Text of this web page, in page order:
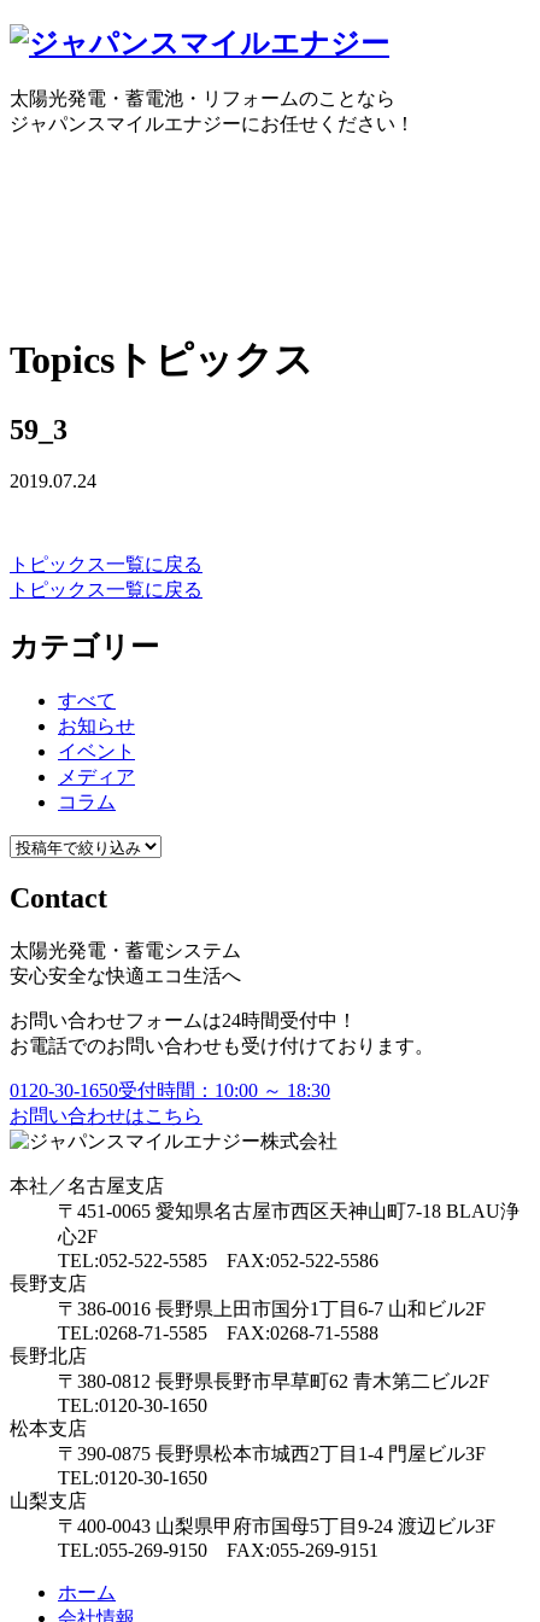
太陽光発電・蓄電池・リフォームのことなら
ジャパンスマイルエナジーにお任せください！
Topics トピックス
59_3
2019.07.24
トピックス一覧に戻る
トピックス一覧に戻る
カテゴリー
すべて
お知らせ
イベント
メディア
コラム
Contact
太陽光発電・蓄電システム
安心安全な快適エコ生活へ
お問い合わせフォームは24時間受付中！
お電話でのお問い合わせも受け付けております。
0120-30-1650受付時間：10:00 ～ 18:30
お問い合わせはこちら
本社／名古屋支店
〒451-0065 愛知県名古屋市西区天神山町7-18 BLAU浄
心2F
TEL:052-522-5585 FAX:052-522-5586
長野支店
〒386-0016 長野県上田市国分1丁目6-7 山和ビル2F
TEL:0268-71-5585 FAX:0268-71-5588
長野北店
〒380-0812 長野県長野市早草町62 青木第二ビル2F
TEL:0120-30-1650
松本支店
〒390-0875 長野県松本市城西2丁目1-4 門屋ビル3F
TEL:0120-30-1650
山梨支店
〒400-0043 山梨県甲府市国母5丁目9-24 渡辺ビル3F
TEL:055-269-9150 FAX:055-269-9151
ホーム